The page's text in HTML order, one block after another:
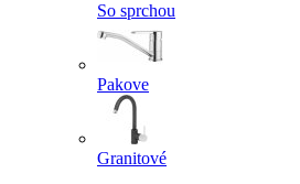
So sprchou
Pakove
Granitové